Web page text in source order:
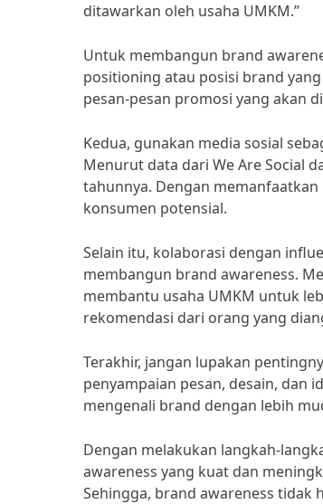
ditawarkan oleh usaha UMKM.”
Untuk membangun brand
positioning atau posisi brand
pesan-pesan promosi yang akan
Kedua, gunakan media sosial
Menurut data dari We Are Social
tahunnya. Dengan
konsumen potensial.
Selain itu, kolaborasi dengan
membangun brand awareness.
membantu usaha UMKM untuk
rekomendasi dari orang yang
Terakhir, jangan lupakan
penyampaian pesan, desain, dan
mengenali brand dengan lebih
Dengan melakukan langkah-
awareness yang kuat dan
Sehingga, brand awareness